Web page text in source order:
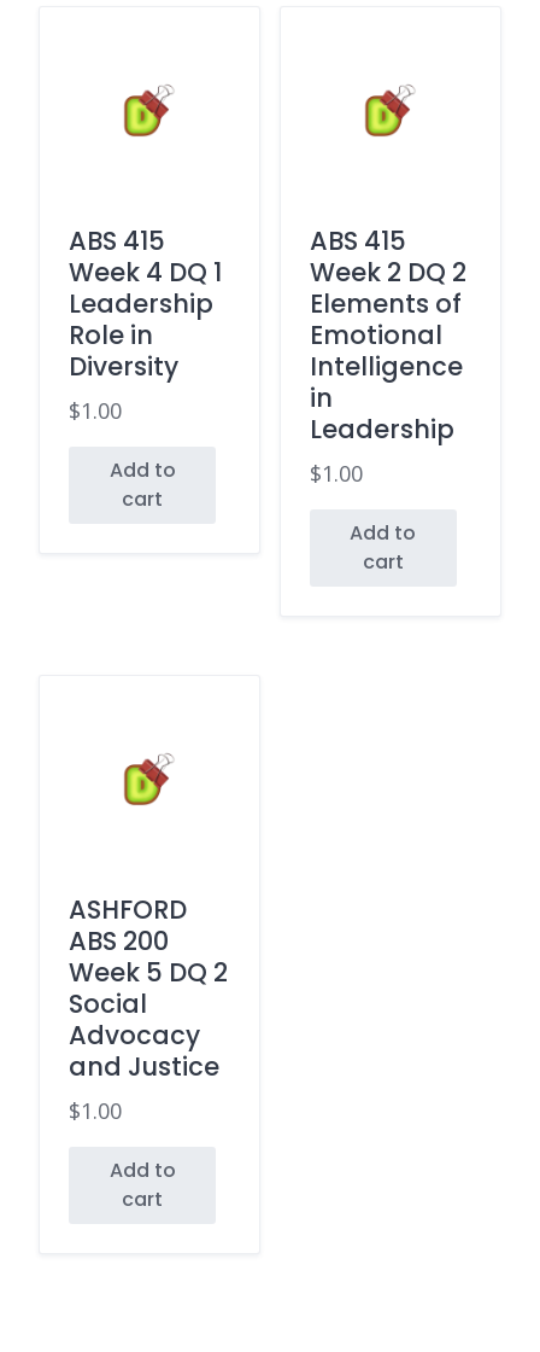
ABS 415
Week 4 DQ 1
Leadership
Role in
Diversity
$1.00
Add to
cart
ABS 415
Week 2 DQ 2
Elements of
Emotional
Intelligence
in
Leadership
$1.00
Add to
cart
ASHFORD
ABS 200
Week 5 DQ 2
Social
Advocacy
and Justice
$1.00
Add to
cart